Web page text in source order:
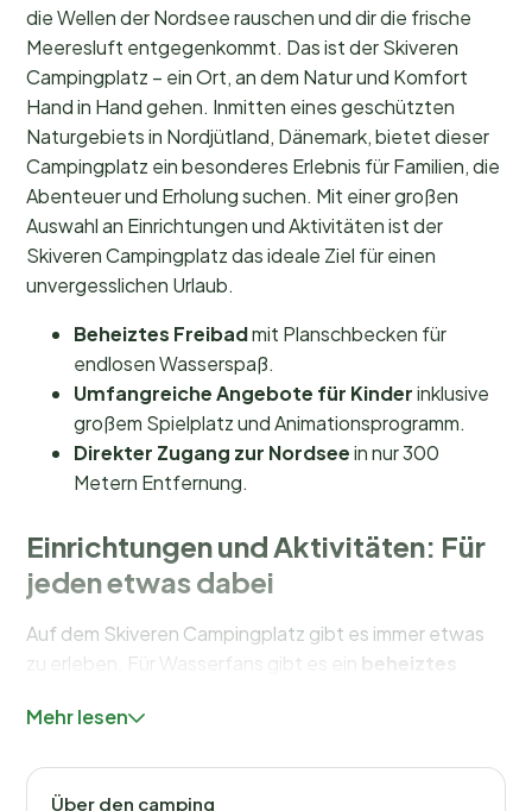
die Wellen der Nordsee rauschen und dir die frische
Meeresluft entgegenkommt. Das ist der Skiveren
Campingplatz – ein Ort, an dem Natur und Komfort
Hand in Hand gehen. Inmitten eines geschützten
Naturgebiets in Nordjütland, Dänemark, bietet dieser
Campingplatz ein besonderes Erlebnis für Familien, die
Abenteuer und Erholung suchen. Mit einer großen
Auswahl an Einrichtungen und Aktivitäten ist der
Skiveren Campingplatz das ideale Ziel für einen
unvergesslichen Urlaub.
Beheiztes Freibadmit Planschbecken für
endlosen Wasserspaß.
Umfangreiche Angebote für Kinderinklusive
großem Spielplatz und Animationsprogramm.
Direkter Zugang zur Nordseein nur 300
Metern Entfernung.
Einrichtungen und Aktivitäten: Für
jeden etwas dabei
Auf dem Skiveren Campingplatz gibt es immer etwas
zu erleben. Für Wasserfans gibt es ein beheiztes
Kleinsten. Sportbegeisterte kommen bei den vielen
Fitnesscenter
Mehr lesen
Über den camping